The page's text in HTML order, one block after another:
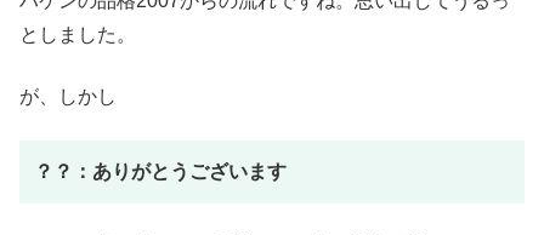
としました。
が、しかし
？？：ありがとうございます